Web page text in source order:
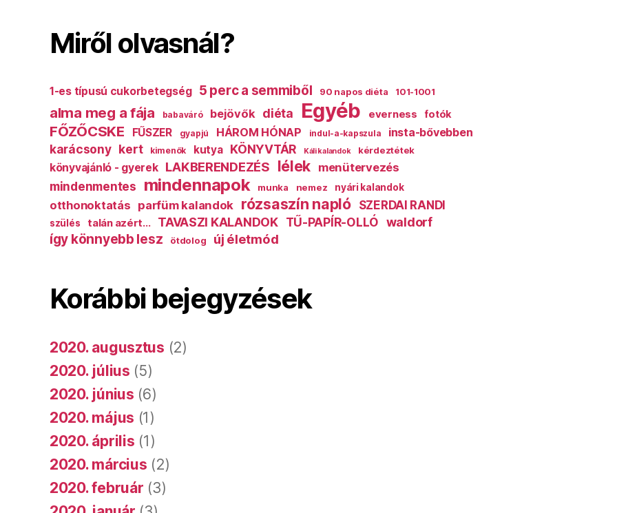
Miről olvasnál?
1-es típusú cukorbetegség 5 perc a semmiből 90 napos diéta 101-1001
alma meg a fája babaváró bejövők diéta Egyéb everness fotók
FŐZŐCSKE FŰSZER gyapjú HÁROM HÓNAP indul-a-kapszula insta-bővebben
karácsony kert kimenők kutya KÖNYVTÁR Káli kalandok kérdeztétek
könyvajánló - gyerek LAKBERENDEZÉS lélek menütervezés
mindenmentes mindennapok munka nemez nyári kalandok
otthonoktatás parfüm kalandok rózsaszín napló SZERDAI RANDI
szülés talán azért... TAVASZI KALANDOK TŰ-PAPÍR-OLLÓ waldorf
így könnyebb lesz ötdolog új életmód
Korábbi bejegyzések
2020. augusztus (2)
2020. július (5)
2020. június (6)
2020. május (1)
2020. április (1)
2020. március (2)
2020. február (3)